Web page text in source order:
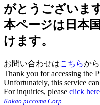
がとうございます
本ページは日本
けます。
お問い合わせはこちらか
Thank you for accessing the
Unfortunately, this service
For inquiries, please click
Kakao piccoma Corp.